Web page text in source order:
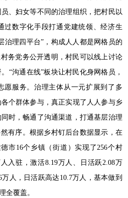
、妇女等不同的治理组织，把村民以
过数字化手段打通党建统领、经济生
治理四平台”，构成人人都是网格员的
务党务公开透明，村民可以线上讨论
“沟通在线”板块让村民化身网格员，
愿服务。治理主体从一元扩展到了多
个群体参与，真正实现了人人参与乡
时，畅通了沟通渠道，打通基层治理
有序。根据乡村钉后台数据显示，在
市16个乡镇（街道）实现了256个村
人入驻，激活8.19万人、日活跃2.08万
人，日活跃高达10.7万人，基本做到
全覆盖。